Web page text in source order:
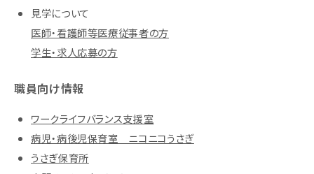
見学について
医師・看護師等医療従事者の方
学生・求人応募の方
職員向け情報
ワークライフバランス支援室
病児・病後児保育室 ニコニコうさぎ
うさぎ保育所